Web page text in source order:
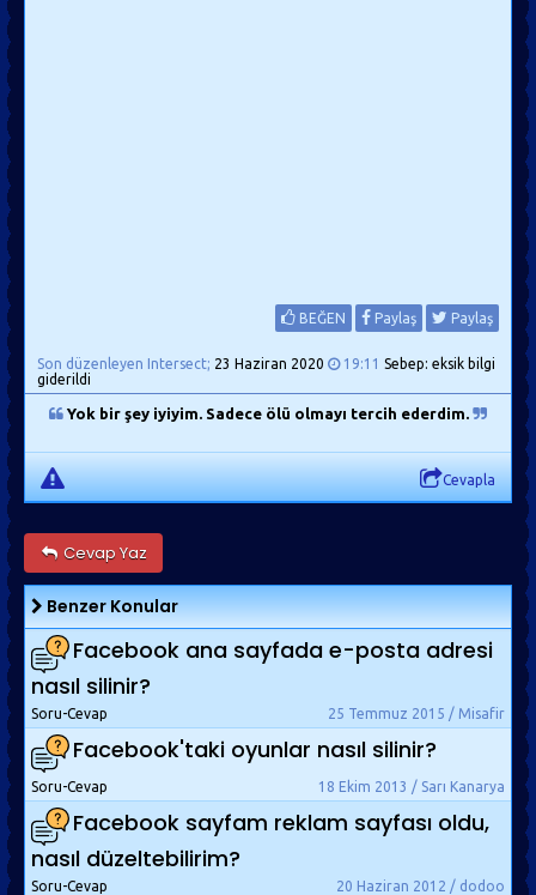
BEĞEN Paylaş Paylaş
Son düzenleyen Intersect; 23 Haziran 2020 19:11 Sebep: eksik bilgi
giderildi
Yok bir şey iyiyim. Sadece ölü olmayı tercih ederdim.
Cevapla
Cevap Yaz
Benzer Konular
Facebook ana sayfada e-posta adresi
nasıl silinir?
25 Temmuz 2015 / Misafir
Soru-Cevap
Facebook'taki oyunlar nasıl silinir?
18 Ekim 2013 / Sarı Kanarya
Soru-Cevap
Facebook sayfam reklam sayfası oldu,
nasıl düzeltebilirim?
20 Haziran 2012 / dodoo
Soru-Cevap